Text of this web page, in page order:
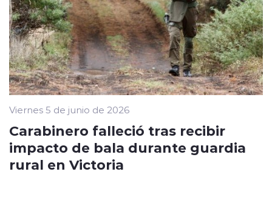
Viernes 5 de junio de 2026
Carabinero falleció tras recibir
impacto de bala durante guardia
rural en Victoria